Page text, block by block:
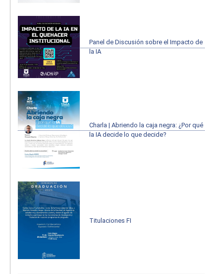
Panel de Discusión sobre el Impacto de
la IA
Charla | Abriendo la caja negra: ¿Por qué
la IA decide lo que decide?
Titulaciones FI